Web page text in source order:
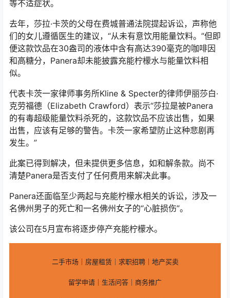
等不适症状。
去年，莎拉·卡茨的父母在费城普通法院提起诉讼，声称他
们的女儿遵循医生的建议，“从未有意饮用能量饮料。”但即
便这款饮品在30盎司的液体中含有高达390毫克的咖啡因
和高糖分，Panera却未能披露充能柠檬水与能量饮料相
似。
代表卡茨一家律师事务所Kline & Specter的律师伊丽莎白·
克劳福德（Elizabeth Crawford）表示“莎拉是被Panera
的有毒超级能量饮料杀死的，这款饮品不应该出售，如果
出售，应该有足够的警告。卡茨一家希望防止这种悲剧再
发生。”
此案已得到解决，但未提供更多信息，如和解条款。尚不
清楚Panera是否支付了任何费用来解决此事。
Panera还面临至少两起与充能柠檬水相关的诉讼，涉及一
名佛州男子的死亡和一名佛州女子的“心脏损伤”。
该公司在5月宣布将逐步停产充能柠檬水。
二手市场｜房屋租赁｜求职招聘｜地产买卖
留学申请｜生活问答｜商务推广